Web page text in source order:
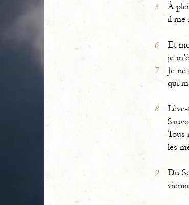
5
À
il me
6 Et
je
7
Je ne
qui
8
Tous
les
9 Du